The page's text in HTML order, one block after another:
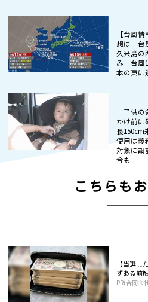
【台風
想は 台
久米島の
み 台風
本の東に
「子供
かけ前
長
使用は義
対象に設
合も
こちらも
【当選し
ずある前
PR(合同会